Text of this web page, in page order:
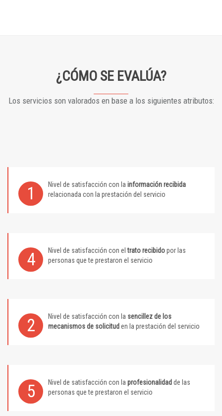
¿CÓMO SE EVALÚA?
Los servicios son valorados en base a los siguientes atributos:
1 Nivel de satisfacción con la información recibida
relacionada con la prestación del servicio
4 Nivel de satisfacción con eltrato recibidopor las
personas que te prestaron el servicio
2 Nivel de satisfacción con la sencillez de los
mecanismos de solicitud en la prestación del servicio
5 Nivel de satisfacción con la profesionalidad de las
personas que te prestaron el servicio